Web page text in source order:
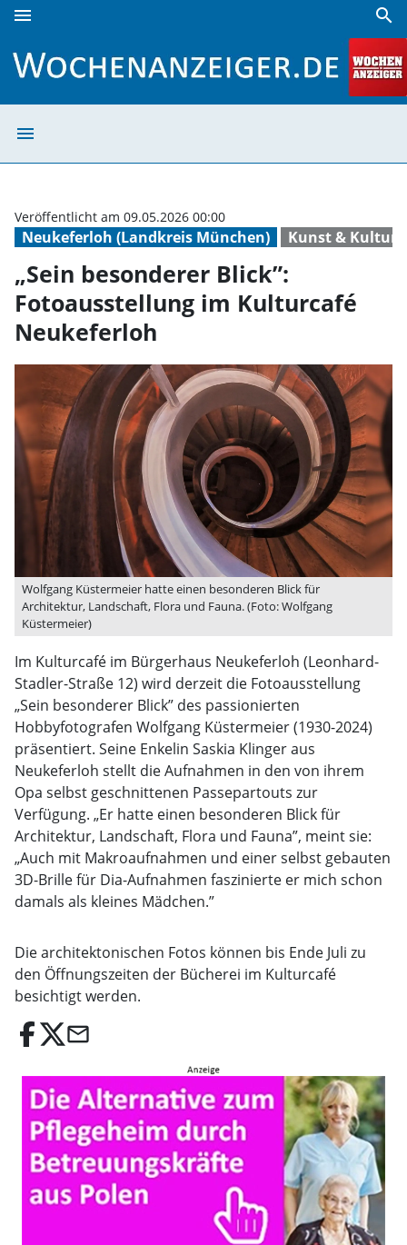
menu search
menu
Neukeferloh (Landkreis München) Kunst & Kultur
Veröffentlicht am 09.05.2026 00:00
„Sein besonderer Blick”:
Fotoausstellung im Kulturcafé
Neukeferloh
Wolfgang Küstermeier hatte einen besonderen Blick für
Architektur, Landschaft, Flora und Fauna. (Foto: Wolfgang
Küstermeier)
Im Kulturcafé im Bürgerhaus Neukeferloh (Leonhard-
Stadler-Straße 12) wird derzeit die Fotoausstellung
„Sein besonderer Blick” des passionierten
Hobbyfotografen Wolfgang Küstermeier (1930-2024)
präsentiert. Seine Enkelin Saskia Klinger aus
Neukeferloh stellt die Aufnahmen in den von ihrem
Opa selbst geschnittenen Passepartouts zur
Verfügung. „Er hatte einen besonderen Blick für
Architektur, Landschaft, Flora und Fauna”, meint sie:
„Auch mit Makroaufnahmen und einer selbst gebauten
3D-Brille für Dia-Aufnahmen faszinierte er mich schon
damals als kleines Mädchen.”
Die architektonischen Fotos können bis Ende Juli zu
den Öffnungszeiten der Bücherei im Kulturcafé
besichtigt werden.
email